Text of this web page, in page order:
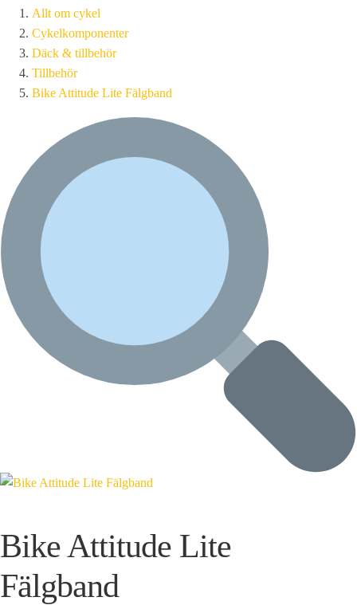
Allt om cykel
Cykelkomponenter
Däck & tillbehör
Tillbehör
Bike Attitude Lite Fälgband
Bike Attitude Lite
Fälgband